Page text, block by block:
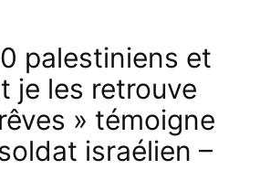
palestiniens et
je les retrouve
» témoigne
israélien –